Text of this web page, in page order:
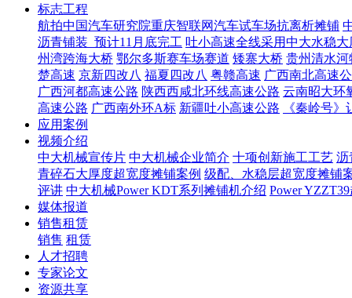
标志工程
航拍中国汽车研究院重庆智联网汽车试车场抗离析摊铺
沥青铺装_预计11月底完工 吐小高速全线采用中大水稳
州湾跨海大桥 鄂尔多斯赛车场赛道 矮寨大桥 贵州清水
楚高速 京新四改八 福夏四改八 粤赣高速 广西南北高速
广西河都高速公路 陕西西咸北环线高速公路 云南昭大环
高速公路 广西南外环A标 新疆吐小高速公路
《秦岭号
应用案例
视频介绍
中大机械宣传片 中大机械企业简介 十项创新施工工艺 沥
青碎石大厚度超宽度摊铺案例 级配、水稳层超宽度摊铺
评讲 中大机械Power KDT系列摊铺机介绍 Power
媒体报道
销售租赁
销售 租赁
人才招聘
专家论文
资源共享